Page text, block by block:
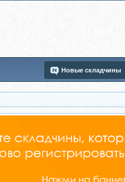
Новые складчины